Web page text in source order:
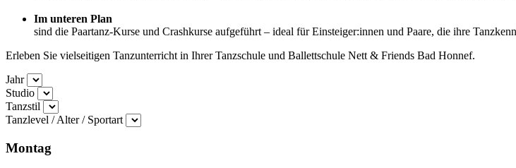
Im unteren Plan
sind die Paartanz-Kurse und Crashkurse aufgeführt – ideal fürEinsteiger:innen und Paare, die ihre
Erleben Sie vielseitigen Tanzunterricht in IhrerTanzschule und Ballettschule Nett & Friends Bad Honnef.
Jahr
Studio
Tanzstil
Tanzlevel / Alter / Sportart
Montag